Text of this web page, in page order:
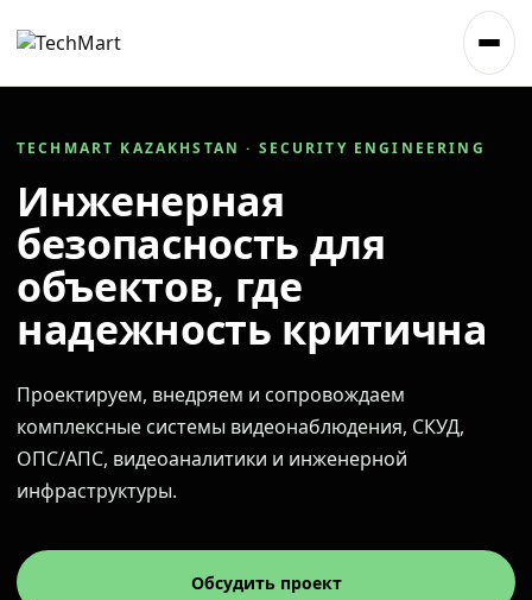
TECHMART KAZAKHSTAN · SECURITY ENGINEERING
Инженерная
безопасность для
объектов, где
надежность критична
Проектируем, внедряем и сопровождаем
комплексные системы видеонаблюдения, СКУД,
ОПС/АПС, видеоаналитики и инженерной
инфраструктуры.
Обсудить проект